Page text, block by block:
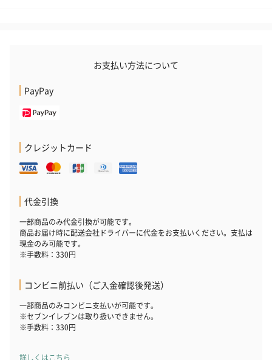
キャンドル・お香
キャンドル・お香を同梱してお届けいたします。
フラッグカプセル：イ
ンセンススティック
（END）（880円）
フラッグカプセル：イ
ショートイン
お酒
お酒を同梱してお届けいたします。
お支払い方法について
PayPay
クレジットカード
代金引換
一部商品のみ代金引換が可能です。
商品お届け時に配送会社ドライバーに代金をお支払いください。支払は
現金のみ可能です。
※手数料：330円
コンビニ前払い（ご入金確認後発送）
一部商品のみコンビニ支払いが可能です。
※セブンイレブンは取り扱いできません。
※手数料：330円
詳しくはこちら